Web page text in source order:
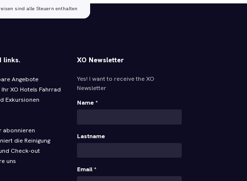
sind alle Steuern enthalten
links.
Angebote
Ihr XO Hotels Fahrrad
Exkursionen
abonnieren
die Reinigung
Check-out
uns
XO Newsletter
Yes! I want to receive the XO
Newsletter
Name *
Lastname
Email *